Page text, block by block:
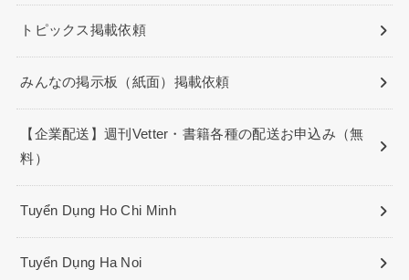
トピックス掲載依頼
みんなの掲示板（紙面）掲載依頼
【企業配送】週刊Vetter・書籍各種の配送お申込み（無
料）
Tuyển Dụng Ho Chi Minh
Tuyển Dụng Ha Noi